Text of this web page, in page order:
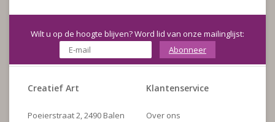
Wilt u op de hoogte blijven? Word lid van onze mailinglijst:
Abonneer
Creatief Art
Poeierstraat 2, 2490 Balen
Klantenservice
Over ons